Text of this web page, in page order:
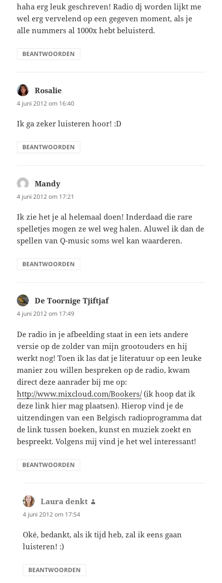
haha erg leuk geschreven! Radio dj worden lijkt me
wel erg vervelend op een gegeven moment, als je
alle nummers al 1000x hebt beluisterd.
BEANTWOORDEN
Rosalie
4 juni 2012 om 16:40
Ik ga zeker luisteren hoor! :D
BEANTWOORDEN
Mandy
4 juni 2012 om 17:21
Ik zie het je al helemaal doen! Inderdaad die rare
spelletjes mogen ze wel weg halen. Aluwel ik dan de
spellen van Q-music soms wel kan waarderen.
BEANTWOORDEN
De Toornige Tjiftjafschreef:
4 juni 2012 om 17:49
De radio in je afbeelding staat in een iets andere
versie op de zolder van mijn grootouders en hij
werkt nog! Toen ik las dat je literatuur op een leuke
manier zou willen bespreken op de radio, kwam
direct deze aanrader bij me op:
http://www.mixcloud.com/Bookers/(ik hoop dat ik
deze link hier mag plaatsen). Hierop vind je de
uitzendingen van een Belgisch radioprogramma dat
de link tussen boeken, kunst en muziek zoekt en
bespreekt. Volgens mij vind je het wel interessant!
BEANTWOORDEN
Laura denkt
4 juni 2012 om 17:54
Oké, bedankt, als ik tijd heb, zal ik eens gaan
luisteren! :)
BEANTWOORDEN